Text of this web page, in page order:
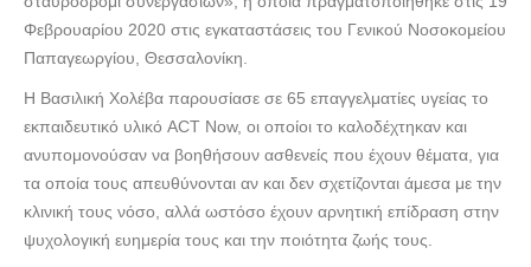
Φεβρουαρίου 2020 στις εγκαταστάσεις του Γενικού Νοσοκομείου
Παπαγεωργίου, Θεσσαλονίκη.
Η Βασιλική Χολέβα παρουσίασε σε 65 επαγγελματίες υγείας το
εκπαιδευτικό υλικό ACT Now, οι οποίοι το καλοδέχτηκαν και
ανυπομονούσαν να βοηθήσουν ασθενείς που έχουν θέματα, για
τα οποία τους απευθύνονται αν και δεν σχετίζονται άμεσα με την
κλινική τους νόσο, αλλά ωστόσο έχουν αρνητική επίδραση στην
ψυχολογική ευημερία τους και την ποιότητα ζωής τους.